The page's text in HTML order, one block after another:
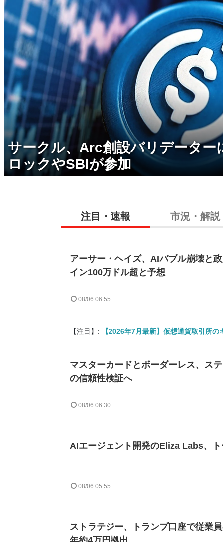
サークル、Arc創設バリデーター
ロックやSBIが参加
注目・速報 市況・解説
アーサー・ヘイズ、AIバブル崩壊と
イン100万ドル超と予想
08/06 06:55
【注目】: 【2026年7月最新】仮想通貨取引所
マスターカードとボーダーレス、ス
の信頼性検証へ
08/06 06:30
AIエージェント開発のEliza Labs、
08/06 05:55
ストラテジー、トランプ口座で従業